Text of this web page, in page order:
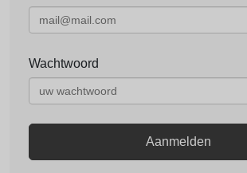
Wachtwoord
Aanmelden